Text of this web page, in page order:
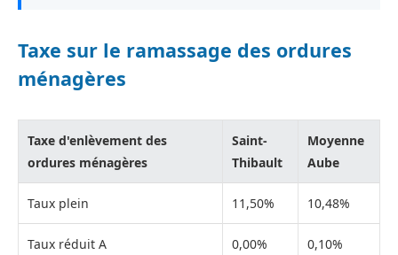
Taxe sur le ramassage des ordures
ménagères
Taxe d'enlèvement des
ordures ménagères
Saint-
Thibault
Moyenne
Aube
Taux plein 11,50% 10,48%
Taux réduit A 0,00% 0,10%